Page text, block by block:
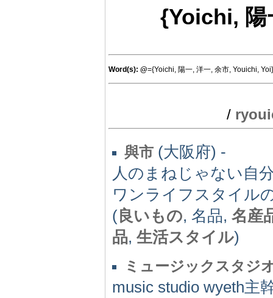
{Yoichi, 陽
Word(s): @={Yoichi, 陽一, 洋一, 余市, Youichi,
/
與市 (大阪府) -
人のまねじゃない自
ワンライフスタイル
(良いもの, 名品, 名産
品, 生活スタイル)
ミュージックスタジ
music studio wyeth主